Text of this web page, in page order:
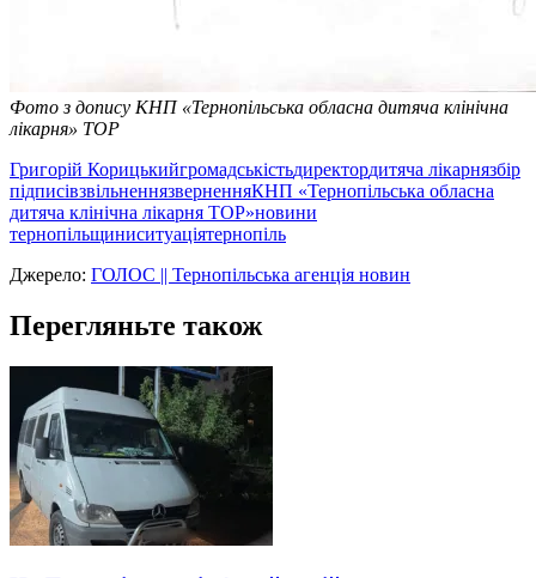
Фото з допису КНП «Тернопільська обласна дитяча клінічна
лікарня» ТОР
Григорій Корицькийгромадськістьдиректордитяча лікарнязбір
підписівзвільненнязверненняКНП «Тернопільська обласна
дитяча клінічна лікарня ТОР»новини
тернопільщиниситуаціятернопіль
Джерело: ГОЛОС || Тернопільська агенція новин
Перегляньте також